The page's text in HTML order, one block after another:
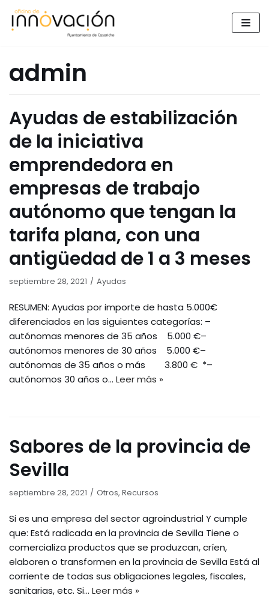
Saltar
al
admin
Ayudas de estabilización
de la iniciativa
emprendedora en
empresas de trabajo
autónomo que tengan la
tarifa plana, con una
antigüedad de 1 a 3 meses
septiembre 28, 2021 Ayudas
RESUMEN: Ayudas por importe de hasta 5.000€
diferenciados en las siguientes categorías: –
autónomas menores de 35 años 5.000 €–
autónomos menores de 30 años 5.000 €–
autónomas de 35 años o más 3.800 € *–
autónomos 30 años o… Leer más »
Sabores de la provincia de
Sevilla
septiembre 28, 2021 Otros, Recursos
Si es una empresa del sector agroindustrial Y cumple
que: Está radicada en la provincia de Sevilla Tiene o
comercializa productos que se produzcan, críen,
elaboren o transformen en la provincia de Sevilla Está al
corriente de todas sus obligaciones legales, fiscales,
sanitarias, etc. Si… Leer más »